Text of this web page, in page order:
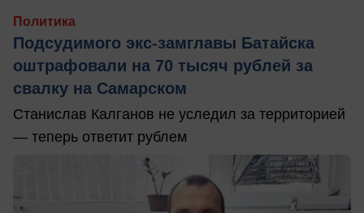
Политика
Подсудимого экс-замглавы Батайска
оштрафовали на 70 тысяч рублей за
свалку на Самарском
Станислав Калганов не уследил за территорией
— теперь ответит рублем